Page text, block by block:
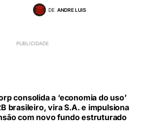
DE ANDRE LUIS
consolida a ‘economia do uso’
brasileiro, vira S.A. e impulsiona
com novo fundo estruturado